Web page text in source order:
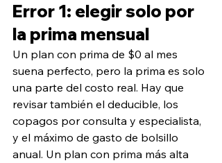
Error 1: elegir solo por
la prima mensual
Un plan con prima de $0 al mes
suena perfecto, pero la prima es solo
una parte del costo real. Hay que
revisar también el deducible, los
copagos por consulta y especialista,
y el máximo de gasto de bolsillo
anual. Un plan con prima más alta